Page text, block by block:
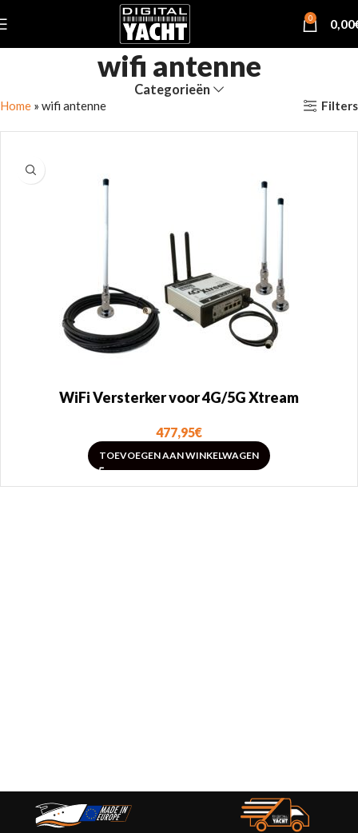
0 0,00
wifi antenne
Categorieën
Home » wifi antenne Filters
WiFi Versterker voor 4G/5G Xtream
477,95€
TOEVOEGEN AAN WINKELWAGEN